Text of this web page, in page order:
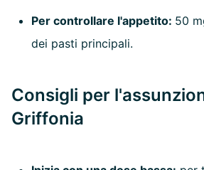
Per controllare l'appetito: 50
dei pasti principali.
Consigli per
Griffonia